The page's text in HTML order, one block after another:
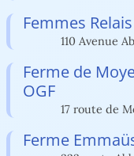
Femmes
110 Avenue
Ferme de
OGF
17 route de
Ferme